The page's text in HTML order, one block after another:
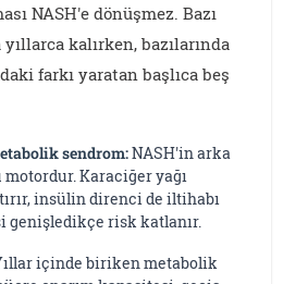
NASH'e dönüşmez. Bazı
kalırken, bazılarında
farkı yaratan başlıca beş
sendrom:NASH'in arka
Karaciğer yağı
insülin direnci de iltihabı
genişledikçe risk katlanır.
içinde biriken metabolik